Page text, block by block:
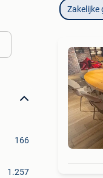
166
1.257
Zakelijke